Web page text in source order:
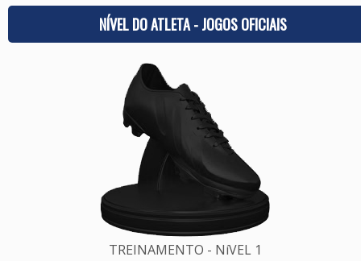
NÍVEL DO ATLETA - JOGOS OFICIAIS
TREINAMENTO - NíVEL 1